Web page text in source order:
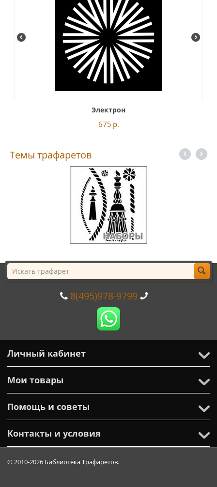
Электрон
675 р.
Темы трафаретов
8(495)978-9799
Личный кабинет
Мои товары
Помощь и советы
Контакты и условия
© 2010-2026 Библиотека Трафаретов.